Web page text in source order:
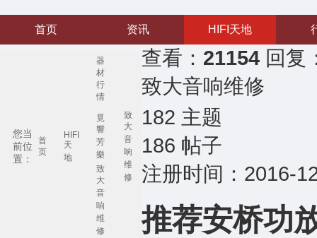
首页 资讯 HIFI天地
您当
前位
置：
首
页
HIFI
天
地
器
材
行
情
覓
響
芳
樂
致
大
音
响
维
修
致
大
音
响
维
修
查看： 21154 回复
致大音响维修
182 主题
186 帖子
注册时间：2016-
推荐安桥功